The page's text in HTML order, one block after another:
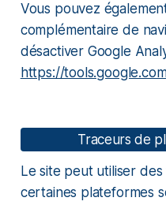
Vous pouvez
complémentaire de
désactiver Google
https://
Traceurs de
Le site peut utiliser
certaines plateformes